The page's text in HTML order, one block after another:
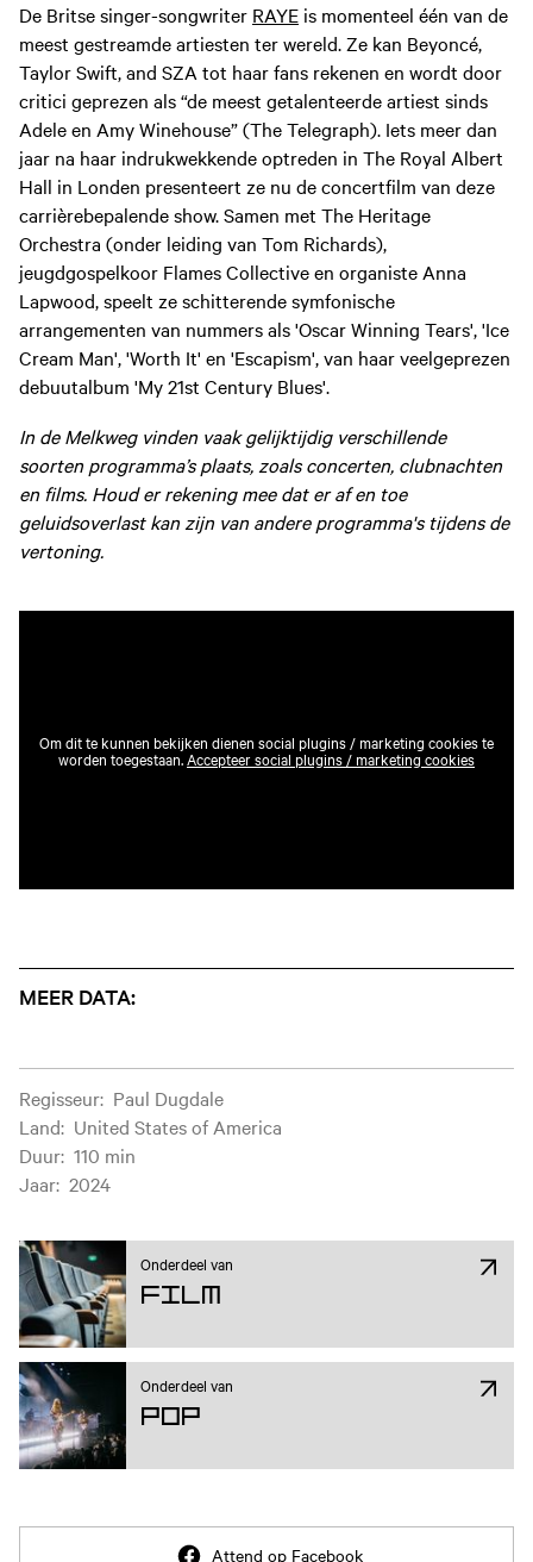
De Britse singer-songwriter RAYE is momenteel één van de
meest gestreamde artiesten ter wereld. Ze kan Beyoncé,
Taylor Swift, and SZA tot haar fans rekenen en wordt door
critici geprezen als “de meest getalenteerde artiest sinds
Adele en Amy Winehouse” (The Telegraph). Iets meer dan
jaar na haar indrukwekkende optreden in The Royal Albert
Hall in Londen presenteert ze nu de concertfilm van deze
carrièrebepalende show. Samen met The Heritage
Orchestra (onder leiding van Tom Richards),
jeugdgospelkoor Flames Collective en organiste Anna
Lapwood, speelt ze schitterende symfonische
arrangementen van nummers als 'Oscar Winning Tears', 'Ice
Cream Man', 'Worth It' en 'Escapism', van haar veelgeprezen
debuutalbum 'My 21st Century Blues'.
In de Melkweg vinden vaak gelijktijdig verschillende
soorten programma’s plaats, zoals concerten, clubnachten
en films. Houd er rekening mee dat er af en toe
geluidsoverlast kan zijn van andere programma's tijdens de
vertoning.
Om dit te kunnen bekijken dienen social plugins / marketing cookies te
worden toegestaan.Accepteer social plugins / marketing cookies
MEER DATA:
Filminformatie
Regisseur: Paul Dugdale
Land: United States of America
Duur: 110 min
Jaar: 2024
Onderdeel van
Film
Onderdeel van
Pop
Attend op Facebook